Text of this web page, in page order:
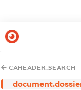
CAHEADER.SEARCH